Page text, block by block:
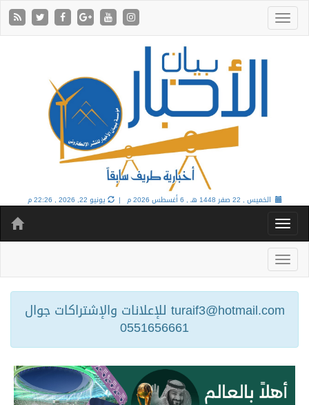
الخميس , 22 صفر 1448 هـ , 6 أغسطس 2026 م | يونيو 22, 2026 , 22:26 م
turaif3@hotmail.com للإعلانات والإشتراكات جوال
0551656661